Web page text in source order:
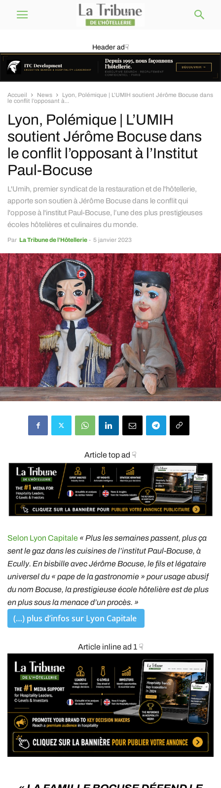
Header ad☟
Accueil News
Lyon, Polémique | L’UMIH soutient Jérôme Bocuse dans
le conflit l’opposant à...
Lyon, Polémique | L’UMIH
soutient Jérôme Bocuse dans
le conflit l’opposant à l’Institut
Paul-Bocuse
L'Umih, premier syndicat de la restauration et de l'hôtellerie,
apporte son soutien à Jérôme Bocuse dans le conflit qui
l'oppose à l'institut Paul-Bocuse, l’une des plus prestigieuses
écoles hôtelières et culinaires du monde.
Par La Tribune de l’Hôtellerie - 5 janvier 2023
Article top ad ☟
Selon Lyon Capitale « Plus les semaines passent, plus ça
sent le gaz dans les cuisines de l’institut Paul-Bocuse, à
Ecully. En bisbille avec Jérôme Bocuse, le fils et légataire
universel du « pape de la gastronomie » pour usage abusif
du nom Bocuse, la prestigieuse école hôtelière est de plus
en plus sous la menace d’un procès. »
(…) plus d’infos sur Lyon Capitale
Article inline ad 1 ☟